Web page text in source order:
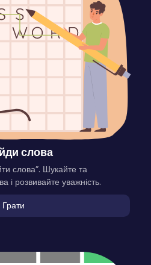
слова
слова”. Шукайте та
і розвивайте уважність.
Грати